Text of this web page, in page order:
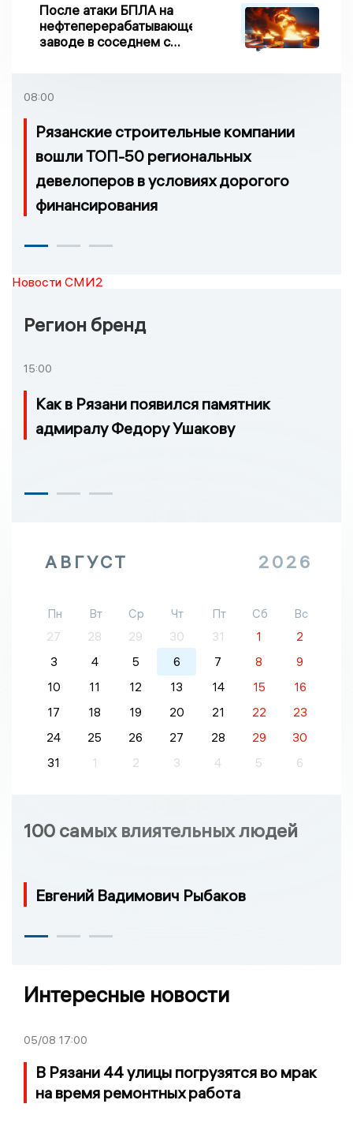
После атаки БПЛА на
нефтеперерабатывающем
заводе в соседнем с
08:00
Рязанские строительные компании
вошли ТОП-50 региональных
девелоперов в условиях дорогого
финансирования
Новости СМИ2
Регион бренд
15:00
Как в Рязани появился памятник
адмиралу Федору Ушакову
АВГУСТ 2026
Пн Вт Ср Чт Пт Сб
Вс
27
28 29 30 31 1
2
3
4 5 6 7 8
9
10
11 12 13 14 15
16
17
18 19 20 21 22
23
24
25 26 27 28 29
30
31
1 2 3 4 5 6
100 самых влиятельных людей
Евгений Вадимович Рыбаков
Интересные новости
05/08 17:00
В Рязани 44 улицы погрузятся во мрак
на время ремонтных работа